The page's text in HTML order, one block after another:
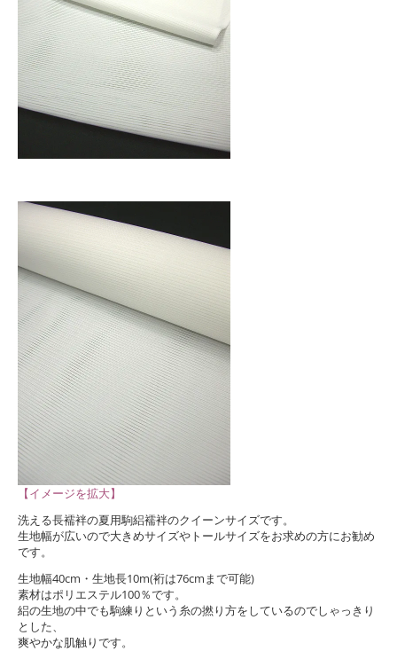
【イメージを拡大】
洗える長襦袢の夏用駒絽襦袢のクイーンサイズです。
生地幅が広いので大きめサイズやトールサイズをお求めの方にお勧め
です。
生地幅40cm・生地長10m(裄は76cmまで可能)
素材はポリエステル100％です。
絽の生地の中でも駒練りという糸の撚り方をしているのでしゃっきり
とした、
爽やかな肌触りです。